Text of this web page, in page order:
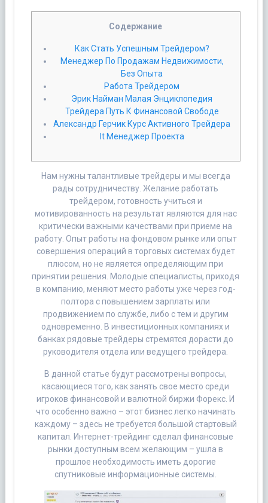
Cодержание
Как Стать Успешным Трейдером?
Менеджер По Продажам Недвижимости,
Без Опыта
Работа Трейдером
Эрик Найман Малая Энциклопедия
Трейдера Путь К Финансовой Свободе
Александр Герчик Курс Активного Трейдера
It Менеджер Проекта
Нам нужны талантливые трейдеры и мы всегда
рады сотрудничеству. Желание работать
трейдером, готовность учиться и
мотивированность на результат являются для нас
критически важными качествами при приеме на
работу. Опыт работы на фондовом рынке или опыт
совершения операций в торговых системах будет
плюсом, но не является определяющим при
принятии решения. Молодые специалисты, приходя
в компанию, меняют место работы уже через год-
полтора с повышением зарплаты или
продвижением по службе, либо с тем и другим
одновременно. В инвестиционных компаниях и
банках рядовые трейдеры стремятся дорасти до
руководителя отдела или ведущего трейдера.
В данной статье будут рассмотрены вопросы,
касающиеся того, как занять свое место среди
игроков финансовой и валютной биржи Форекс. И
что особенно важно – этот бизнес легко начинать
каждому – здесь не требуется большой стартовый
капитал. Интернет-трейдинг сделал финансовые
рынки доступным всем желающим – ушла в
прошлое необходимость иметь дорогие
спутниковые информационные системы.